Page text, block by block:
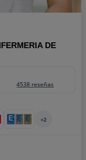
DE
4538 reseñas
+2